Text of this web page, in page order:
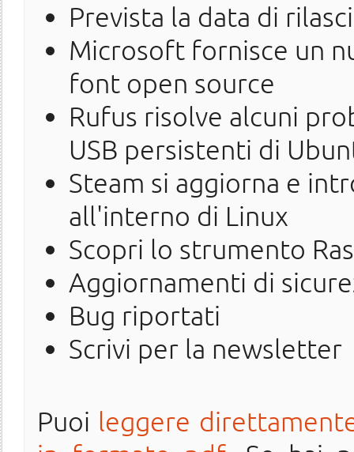
Prevista la data di
Microsoft fornisce un
font open source
Rufus risolve alcuni
USB persistenti di
Steam si aggiorna e
all'interno di Linux
Scopri lo strumento
Aggiornamenti di
Bug riportati
Scrivi per la newsletter
Puoi leggere